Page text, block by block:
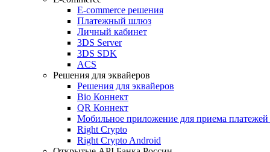
E-commerce решения
Платежный шлюз
Личный кабинет
3DS Server
3DS SDK
ACS
Решения для эквайеров
Решения для эквайеров
Bio Коннект
QR Коннект
Мобильное приложение для приема
Right Crypto
Right Crypto Android